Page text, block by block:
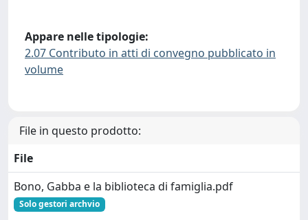
Appare nelle tipologie:
2.07 Contributo in atti di convegno pubblicato in
volume
File in questo prodotto:
File
Bono, Gabba e la biblioteca di famiglia.pdf
Solo gestori archvio